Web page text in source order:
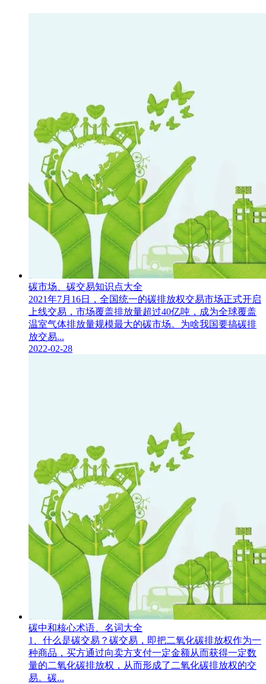
碳市场、碳交易知识点大全
2021年7月16日，全国统一的碳排放权交易市场正式开启
上线交易，市场覆盖排放量超过40亿吨，成为全球覆盖
温室气体排放量规模最大的碳市场。为啥我国要搞碳排
放交易...
2022-02-28
碳中和核心术语、名词大全
1、什么是碳交易？碳交易，即把二氧化碳排放权作为一
种商品，买方通过向卖方支付一定金额从而获得一定数
量的二氧化碳排放权，从而形成了二氧化碳排放权的交
易。碳...